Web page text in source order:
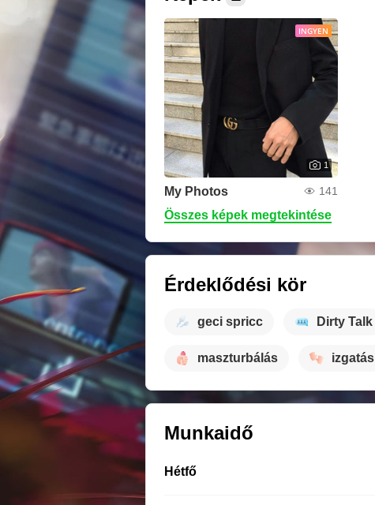
INGYEN
1
My Photos 141
Összes képek megtekintése
Érdeklődési kör
geci spricc Dirty Talk
maszturbálás izgatás
Munkaidő
Hétfő